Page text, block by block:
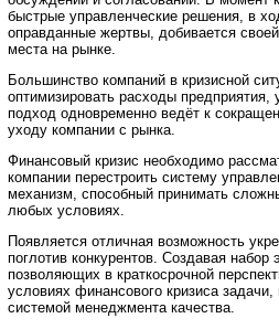
быстрые управленческие решения, в
оправданные жертвы, добивается
места на рынке.
Большинство компаний в кризисной
оптимизировать расходы
подход одновременно ведёт к
уходу компании с рынка.
Финансовый кризис необходимо
компании перестроить систему
механизм, способный принимать
любых условиях.
Появляется отличная возможность
поглотив конкурентов. Создавая
позволяющих в краткосрочной
условиях финансового кризиса
системой менеджмента качества.